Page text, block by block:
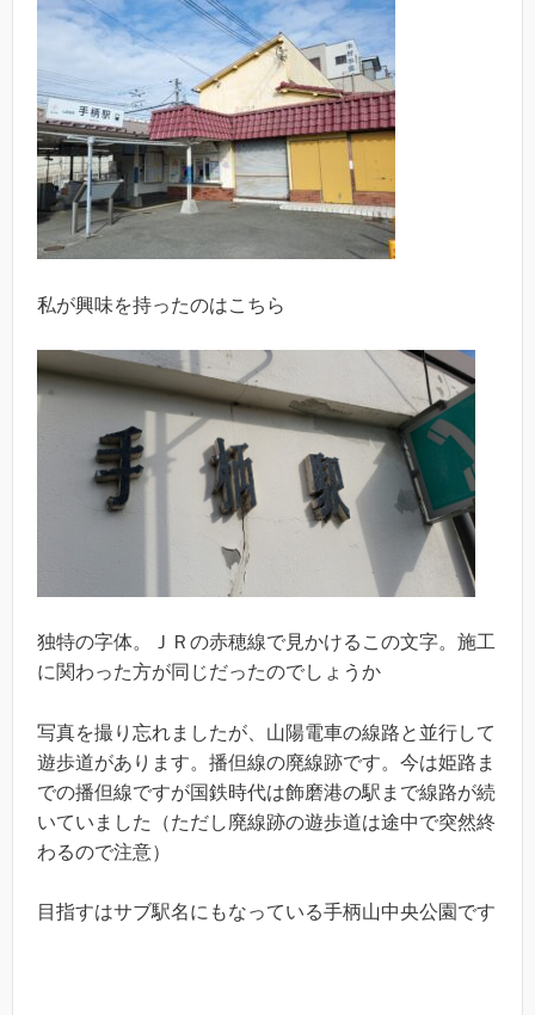
私が興味を持ったのはこちら
独特の字体。ＪＲの赤穂線で見かけるこの文字。施工
に関わった方が同じだったのでしょうか
写真を撮り忘れましたが、山陽電車の線路と並行して
遊歩道があります。播但線の廃線跡です。今は姫路ま
での播但線ですが国鉄時代は飾磨港の駅まで線路が続
いていました（ただし廃線跡の遊歩道は途中で突然終
わるので注意）
目指すはサブ駅名にもなっている手柄山中央公園です